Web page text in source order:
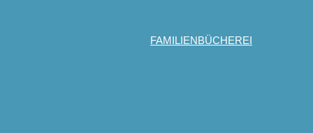
FAMILIENBÜCHEREI